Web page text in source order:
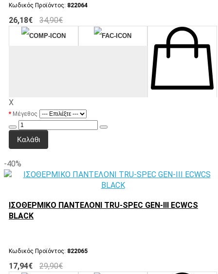
Κωδικός Προϊόντος: 822064
26,18€ 34,90€
X
Μέγεθος
Καλάθι
-40%
ΙΣΟΘΕΡΜΙΚΟ ΠΑΝΤΕΛΟΝΙ TRU-SPEC GEN-III ECWCS
BLACK
Κωδικός Προϊόντος: 822065
17,94€ 29,90€